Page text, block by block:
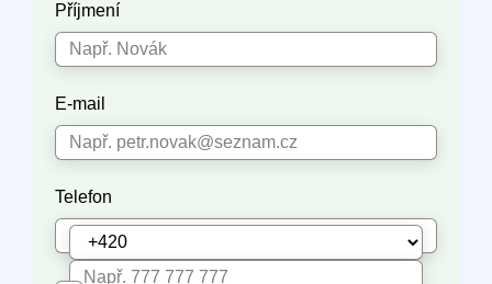
Příjmení
E-mail
Telefon